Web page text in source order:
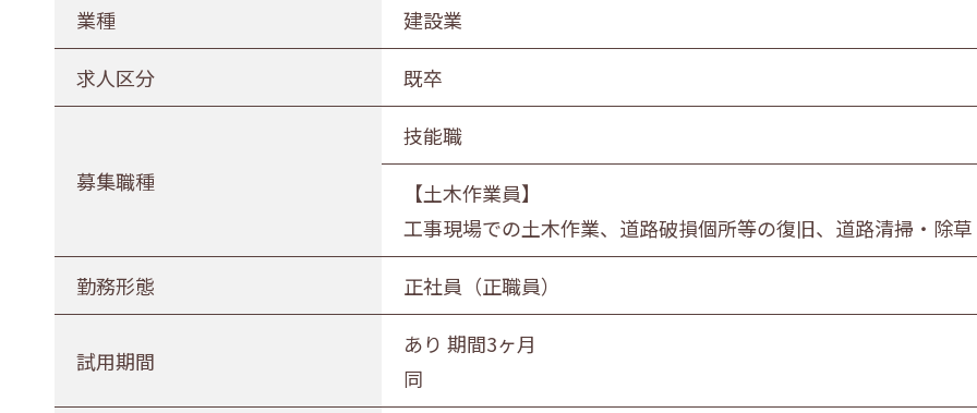
農林水産業 建設業
印刷業
広告業 金属・機械製造業
電気・ガス・熱供給業
通信業・情報サービス業 マスコミ
百貨店・スーパーマーケット
医薬品小売業
娯楽業
宿泊業 飲食サービス業
その他サービス
生活関連サービス業
募集職種
販売職
業種 建設業
求人区分 既卒
募集職種
技能職
【土木作業員】
工事現場での土木作業、道路破損個所等の復旧、道路清掃・除草
勤務形態 正社員（正職員）
試用期間
あり 期間3ヶ月
同